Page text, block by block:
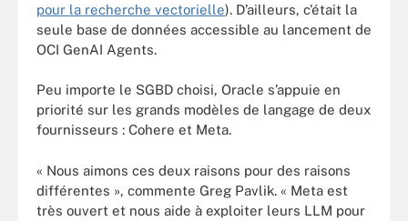
pour la recherche vectorielle). D’ailleurs, c’était la
seule base de données accessible au lancement de
OCI GenAI Agents.
Peu importe le SGBD choisi, Oracle s’appuie en
priorité sur les grands modèles de langage de deux
fournisseurs : Cohere et Meta.
« Nous aimons ces deux raisons pour des raisons
différentes », commente Greg Pavlik. « Meta est
très ouvert et nous aide à exploiter leurs LLM pour